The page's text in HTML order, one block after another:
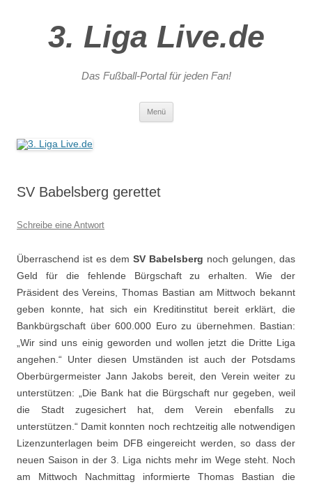
3. Liga Live.de
Das Fußball-Portal für jeden Fan!
Menü
SV Babelsberg gerettet
Schreibe eine Antwort
Überraschend ist es dem SV Babelsberg noch gelungen, das
Geld für die fehlende Bürgschaft zu erhalten. Wie der
Präsident des Vereins, Thomas Bastian am Mittwoch bekannt
geben konnte, hat sich ein Kreditinstitut bereit erklärt, die
Bankbürgschaft über 600.000 Euro zu übernehmen. Bastian:
„Wir sind uns einig geworden und wollen jetzt die Dritte Liga
angehen.“ Unter diesen Umständen ist auch der Potsdams
Oberbürgermeister Jann Jakobs bereit, den Verein weiter zu
unterstützen: „Die Bank hat die Bürgschaft nur gegeben, weil
die Stadt zugesichert hat, dem Verein ebenfalls zu
unterstützen.“ Damit konnten noch rechtzeitig alle notwendigen
Lizenzunterlagen beim DFB eingereicht werden, so dass der
neuen Saison in der 3. Liga nichts mehr im Wege steht. Noch
am Mittwoch Nachmittag informierte Thomas Bastian die